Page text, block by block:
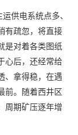
供电系统点多、
有疏忽，将直接
是对着各类图纸
心后，还经常给
、拿得稳，在遇
前。随着西井区
周期矿压逐年增